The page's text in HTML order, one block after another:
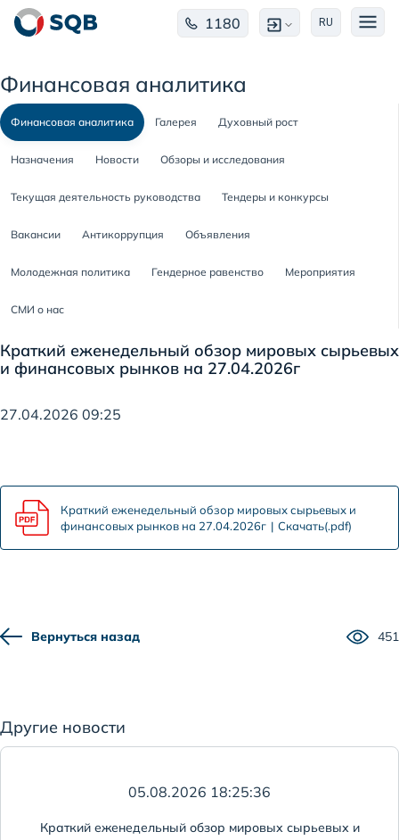
1180 RU
Финансовая аналитика
Финансовая аналитика Галерея Духовный рост
Назначения Новости Обзоры и исследования
Текущая деятельность руководства Тендеры и конкурсы
Вакансии Антикоррупция Объявления
Молодежная политика Гендерное равенство Мероприятия
СМИ о нас
Краткий еженедельный обзор мировых сырьевых
и финансовых рынков на 27.04.2026г
27.04.2026 09:25
Краткий еженедельный обзор мировых сырьевых и
финансовых рынков на 27.04.2026г
Скачать(.pdf)
Вернуться назад 451
Другие новости
05.08.2026 18:25:36
Краткий еженедельный обзор мировых сырьевых и